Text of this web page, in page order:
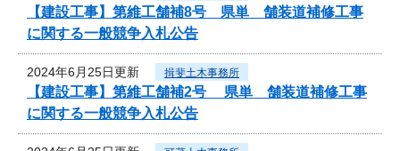
【建設工事】第維工舗補8号 県単 舗装道補修工事
に関する一般競争入札公告
2024年6月25日更新 揖斐土木事務所
【建設工事】第維工舗補2号 県単 舗装道補修工事
に関する一般競争入札公告